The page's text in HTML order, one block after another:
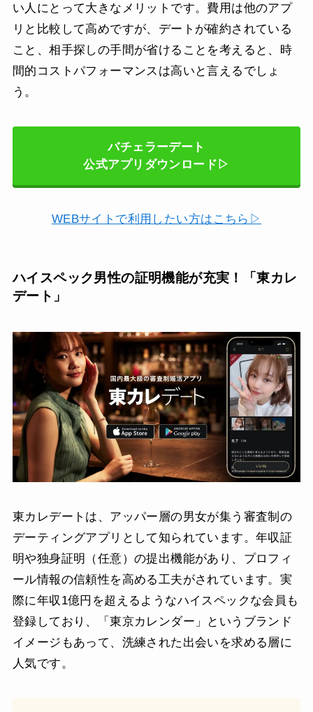
い人にとって大きなメリットです。費用は他のアプ
リと比較して高めですが、デートが確約されている
こと、相手探しの手間が省けることを考えると、時
間的コストパフォーマンスは高いと言えるでしょ
う。
バチェラーデート
公式アプリダウンロード▷
WEBサイトで利用したい方はこちら▷
ハイスペック男性の証明機能が充実！「東カレ
デート」
東カレデートは、アッパー層の男女が集う審査制の
デーティングアプリとして知られています。年収証
明や独身証明（任意）の提出機能があり、プロフィ
ール情報の信頼性を高める工夫がされています。実
際に年収1億円を超えるようなハイスペックな会員も
登録しており、「東京カレンダー」というブランド
イメージもあって、洗練された出会いを求める層に
人気です。